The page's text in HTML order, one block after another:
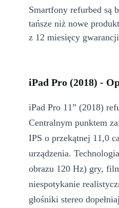
Smartfony refurbed są
tańsze niż nowe
z 12 miesięcy
iPad Pro (2018) -
iPad Pro 11” (2018)
Centralnym punktem
IPS o przekątnej 11,0
urządzenia.
obrazu 120 Hz) gry,
niespotykanie
głośniki stereo